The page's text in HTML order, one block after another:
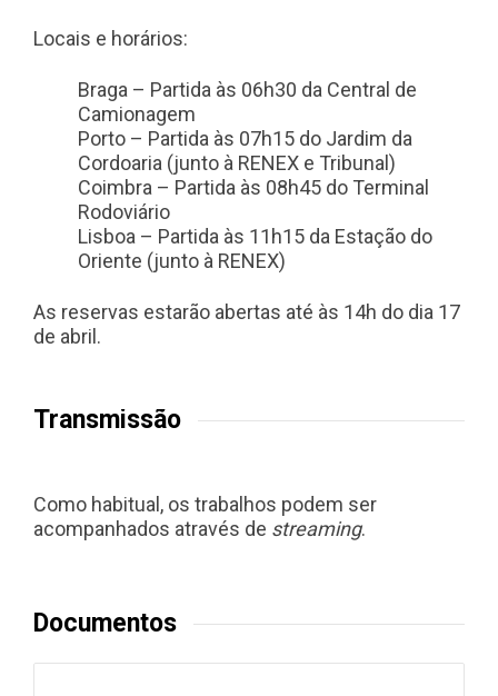
Locais e horários:
Braga – Partida às 06h30 da Central de
Camionagem
Porto – Partida às 07h15 do Jardim da
Cordoaria (junto à RENEX e Tribunal)
Coimbra – Partida às 08h45 do Terminal
Rodoviário
Lisboa – Partida às 11h15 da Estação do
Oriente (junto à RENEX)
As reservas estarão abertas até às 14h do dia 17
de abril.
Transmissão
Como habitual, os trabalhos podem ser
acompanhados através de streaming.
Documentos